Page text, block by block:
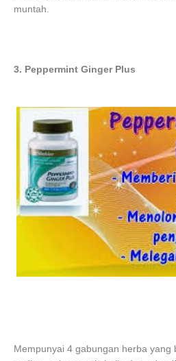
muntah.
3. Peppermint Ginger Plus
Mempunyai 4 gabungan herba yang